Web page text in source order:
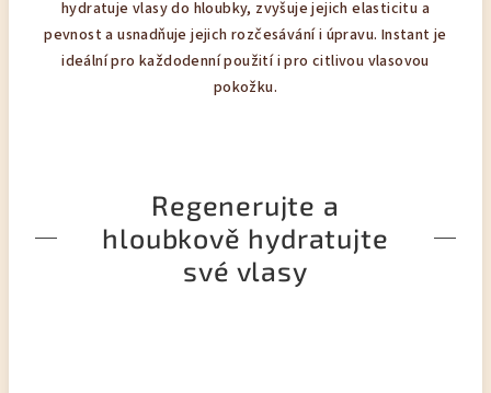
hydratuje vlasy do hloubky, zvyšuje jejich elasticitu a
pevnost a usnadňuje jejich rozčesávání i úpravu. Instant je
ideální pro každodenní použití i pro citlivou vlasovou
pokožku.
Regenerujte a
hloubkově hydratujte
své vlasy